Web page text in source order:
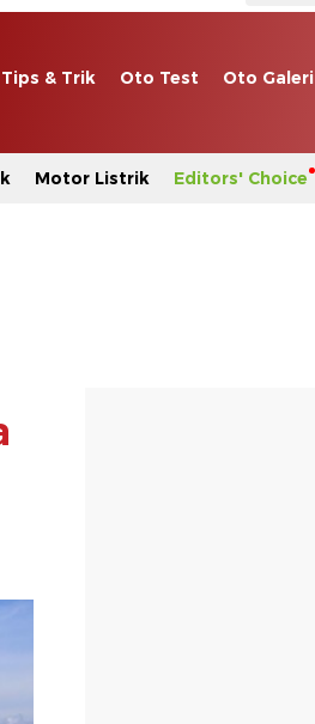
Tips & Trik Oto Test Oto Galeri
Motor Listrik Editors' Choice